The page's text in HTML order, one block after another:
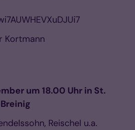
Kortmann
um 18.00 Uhr in St.
Reischel u.a.